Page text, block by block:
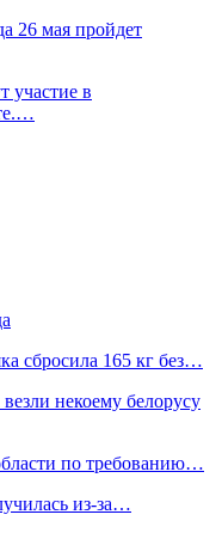
26 мая пройдет
участие в
сбросила 165 кг без…
некоему белорусу
по требованию…
из-за…